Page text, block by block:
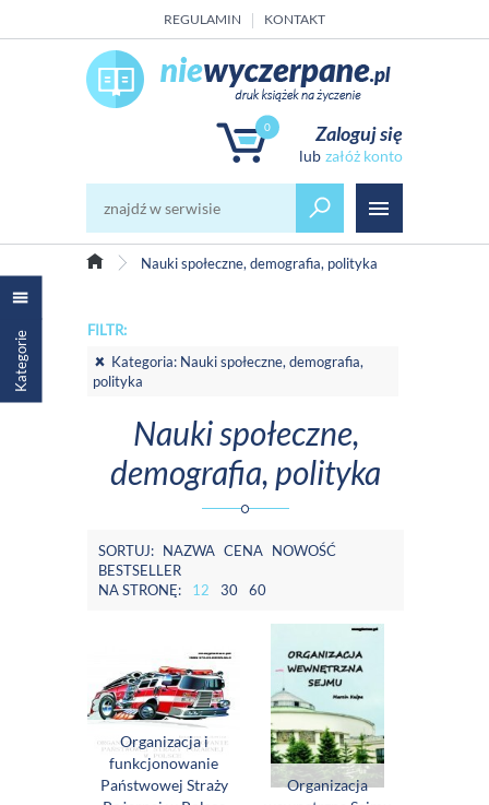
REGULAMIN KONTAKT
0 Zaloguj się
załóż konto
Nauki społeczne, demografia, polityka
Kategorie
FILTR:
Kategoria: Nauki społeczne, demografia,
polityka
Nauki społeczne,
demografia, polityka
SORTUJ: NAZWA CENA NOWOŚĆ
BESTSELLER
NA STRONĘ:
12 30 60
Organizacja i
funkcjonowanie
Państwowej Straży
Organizacja